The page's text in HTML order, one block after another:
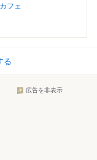
フェ
る
広告を非表示